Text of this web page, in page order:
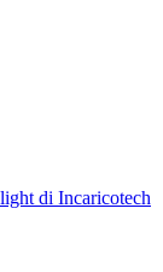
di Incaricotech